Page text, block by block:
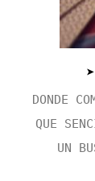
DONDE
QUE
UN